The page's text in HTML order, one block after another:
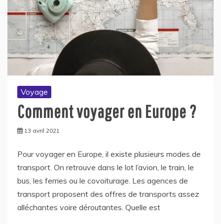
Voyage
Comment voyager en Europe ?
13 avril 2021
Pour voyager en Europe, il existe plusieurs modes de
transport. On retrouve dans le lot l’avion, le train, le
bus, les ferries ou le covoiturage. Les agences de
transport proposent des offres de transports assez
alléchantes voire déroutantes. Quelle est